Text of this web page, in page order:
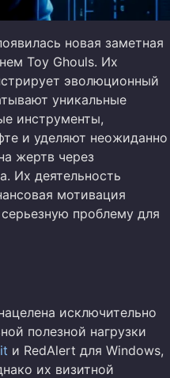
новая заметная
Toy Ghouls. Их
эволюционный
уникальные
инструменты,
и уделяют неожиданно
жертв через
Их деятельность
мотивация
проблему для
исключительно
полезной нагрузки
и RedAlert для Windows,
их визитной